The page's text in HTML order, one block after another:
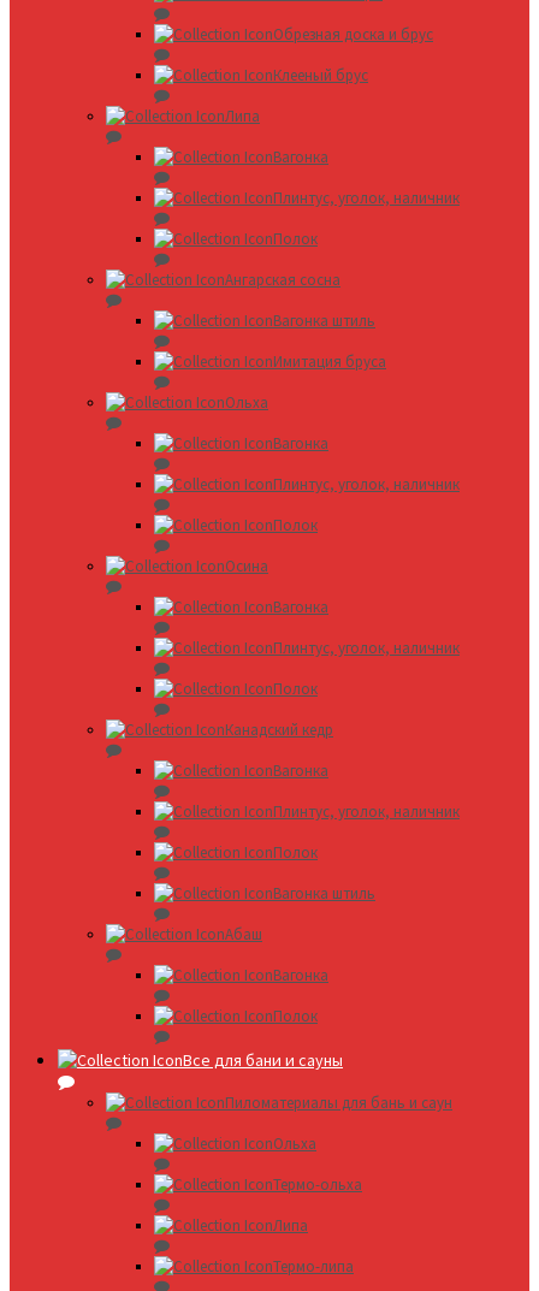
Обрезная доска и брус
Клееный брус
Липа
Вагонка
Плинтус, уголок, наличник
Полок
Ангарская сосна
Вагонка штиль
Имитация бруса
Ольха
Вагонка
Плинтус, уголок, наличник
Полок
Осина
Вагонка
Плинтус, уголок, наличник
Полок
Канадский кедр
Вагонка
Плинтус, уголок, наличник
Полок
Вагонка штиль
Абаш
Вагонка
Полок
Все для бани и сауны
Пиломатериалы для бань и саун
Ольха
Термо-ольха
Липа
Термо-липа